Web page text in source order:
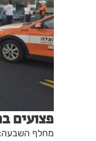
פצועים
מחלף השבעה: